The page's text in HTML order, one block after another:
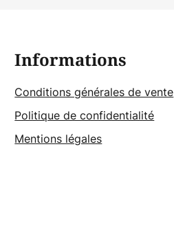
Informations
Conditions générales de vente
Politique de confidentialité
Mentions légales